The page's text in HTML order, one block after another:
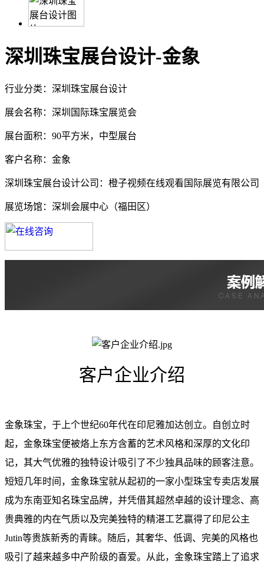
深圳珠宝展台设计-金象
行业分类：深圳珠宝展台设计
展会名称：深圳国际珠宝展览会
展台面积：90平方米，中型展台
客户名称：金象
深圳珠宝展台设计公司：橙子视频在线观看国际展览有限公司
展览场馆：深圳会展中心（福田区）
客户企业介绍
金象珠宝，于上个世纪60年代在印尼雅加达创立。自创立时
起，金象珠宝便被烙上东方含蓄的艺术风格和深厚的文化印
记，其大气优雅的独特设计吸引了不少独具品味的顾客注意。
短短几年时间，金象珠宝就从起初的一家小型珠宝专卖店发展
成为东南亚知名珠宝品牌，并凭借其超然卓越的设计理念、高
贵典雅的内在气质以及完美独特的精湛工艺赢得了印尼公主
Jutin等贵族新秀的青睐。随后，其奢华、低调、完美的风格也
吸引了越来越多中产阶级的喜爱。从此，金象珠宝踏上了追求